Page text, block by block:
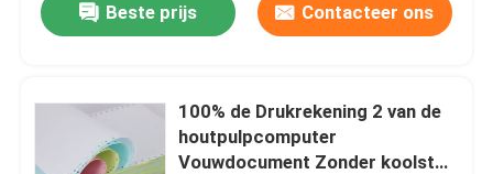
Beste prijs Contacteer ons
100% de Drukrekening 2 van de
houtpulpcomputer
Vouwdocument Zonder koolstof